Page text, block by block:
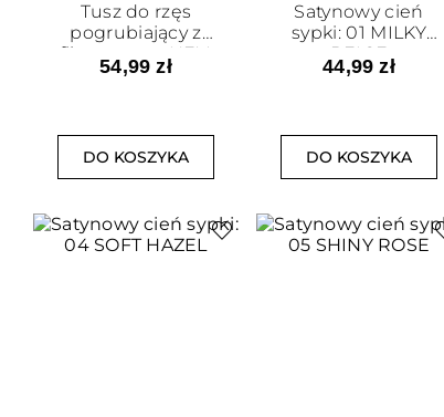
Tusz do rzęs
pogrubiający z
filtrem anty-HEV:
BLACK
54,99 zł
DO KOSZYKA
Satynowy cień
sypki: 01 MILKY
BEIGE
44,99 zł
DO KOSZYKA